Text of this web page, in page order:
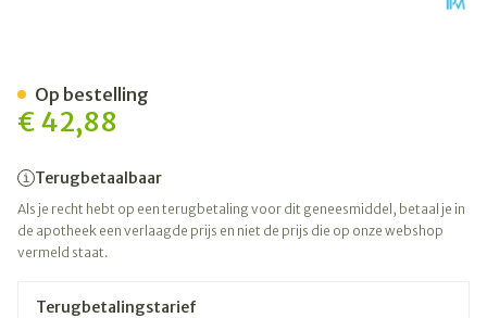
€ 42,88
Terugbetaalbaar
Als je recht hebt op een terugbetaling voor dit geneesmiddel, betaal je in
de apotheek een verlaagde prijs en niet de prijs die op onze webshop
vermeld staat.
Terugbetalingstarief
Op bestelling